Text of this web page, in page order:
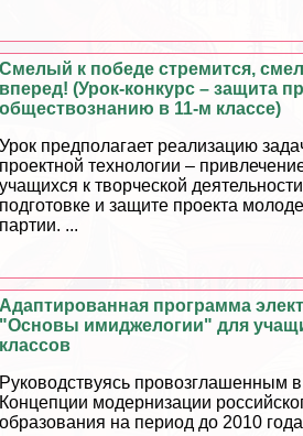
Смелый к победе стремится,
вперед! (Урок-конкурс – защита
обществознанию в 11-м классе)
Урок предполагает реализацию
проектной технологии –
учащихся к творческой
подготовке и защите проекта
партии. ...
Адаптированная программа
"Основы имиджелогии" для
классов
Руководствуясь провозглашенным в
Концепции модернизации
образования на период до 2010 года